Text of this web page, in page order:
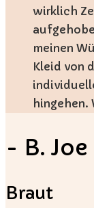
wirklich
meinen
Kleid von
hingehen.
- B. Joe
Braut